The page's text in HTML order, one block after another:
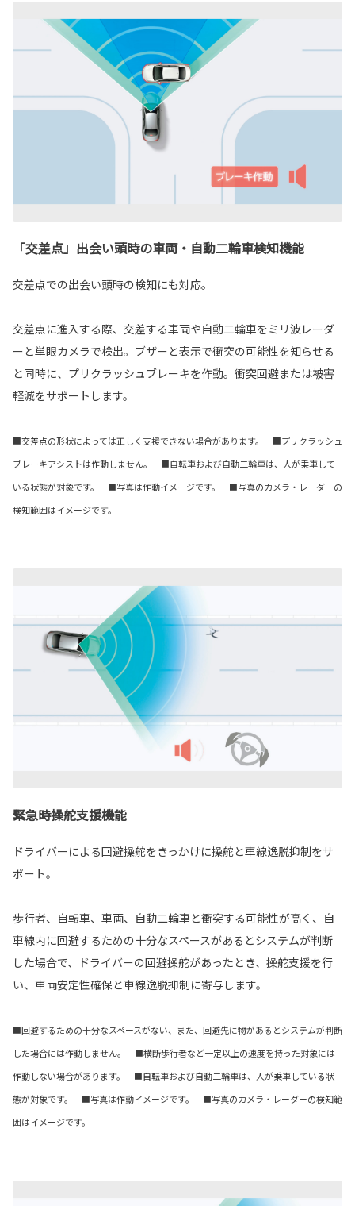
「交差点」出会い頭時の車両・自動二輪車検知機能
交差点での出会い頭時の検知にも対応。
交差点に進入する際、交差する車両や自動二輪車をミリ波レーダ
ーと単眼カメラで検出。ブザーと表示で衝突の可能性を知らせる
と同時に、プリクラッシュブレーキを作動。衝突回避または被害
軽減をサポートします。
■交差点の形状によっては正しく支援できない場合があります。 ■プリクラッシュ
ブレーキアシストは作動しません。 ■自転車および自動二輪車は、人が乗車して
いる状態が対象です。 ■写真は作動イメージです。 ■写真のカメラ・レーダーの
検知範囲はイメージです。
緊急時操舵支援機能
ドライバーによる回避操舵をきっかけに操舵と車線逸脱抑制をサ
ポート。
歩行者、自転車、車両、自動二輪車と衝突する可能性が高く、自
車線内に回避するための十分なスペースがあるとシステムが判断
した場合で、ドライバーの回避操舵があったとき、操舵支援を行
い、車両安定性確保と車線逸脱抑制に寄与します。
■回避するための十分なスペースがない、また、回避先に物があるとシステムが判断
した場合には作動しません。 ■横断歩行者など一定以上の速度を持った対象には
作動しない場合があります。 ■自転車および自動二輪車は、人が乗車している状
態が対象です。 ■写真は作動イメージです。 ■写真のカメラ・レーダーの検知範
囲はイメージです。